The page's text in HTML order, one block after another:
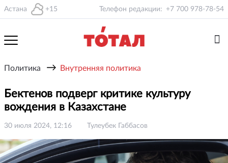
Астана +15 Телефон редакции: +7 700 978-78-54
Политика → Внутренняя политика
Бектенов подверг критике культуру
вождения в Казахстане
30 июля 2024, 12:16 Тулеубек Габбасов